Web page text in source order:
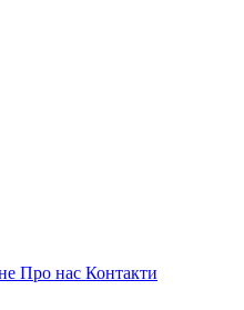
Про нас Контакти